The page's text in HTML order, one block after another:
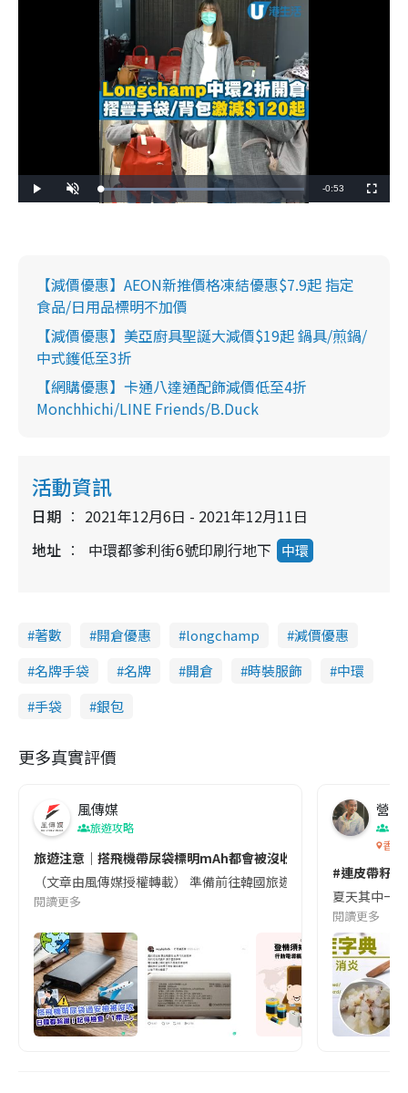
Play Unmute Loaded:
61.13%
Remaining
-0:53 Fullscreen
【減價優惠】AEON新推價格凍結優惠$7.9起 指定
食品/日用品標明不加價
【減價優惠】美亞廚具聖誕大減價$19起 鍋具/煎鍋/
中式鑊低至3折
【網購優惠】卡通八達通配飾減價低至4折
Monchhichi/LINE Friends/B.Duck
活動資訊
日期
2021年12月6日 - 2021年12月11日
地址
中環都爹利街6號印刷行地下 中環
著數 開倉優惠 longchamp
減價優惠
名牌手袋
名牌 開倉 時裝服飾
中環
手袋
銀包
更多真實評價
風傳媒
旅遊攻略
旅遊注意｜搭飛機帶尿袋標明mAh都會被沒收😱出發前切記檢查
（文章由風傳媒授權轉載） 準備前往韓國旅遊的民眾，近期要
閱讀更多
營養
香港
#連皮帶籽
夏天其中一
閱讀更多